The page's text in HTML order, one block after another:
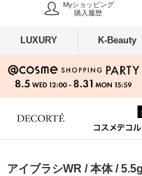
Myショッピング
購入履歴
LUXURY K-Beauty
アイブラシWR / 本体 / 5.5g